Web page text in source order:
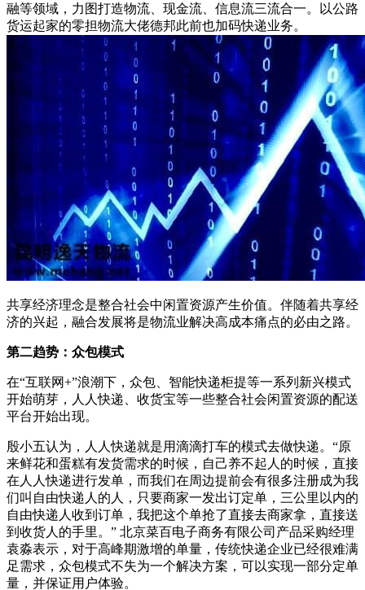
融等领域，力图打造物流、现金流、信息流三流合一。以公路
货运起家的零担物流大佬德邦此前也加码快递业务。
共享经济理念是整合社会中闲置资源产生价值。伴随着共享经
济的兴起，融合发展将是物流业解决高成本痛点的必由之路。
第二趋势：众包模式
在“互联网+”浪潮下，众包、智能快递柜提等一系列新兴模式
开始萌芽，人人快递、收货宝等一些整合社会闲置资源的配送
平台开始出现。
殷小五认为，人人快递就是用滴滴打车的模式去做快递。“原
来鲜花和蛋糕有发货需求的时候，自己养不起人的时候，直接
在人人快递进行发单，而我们在周边提前会有很多注册成为我
们叫自由快递人的人，只要商家一发出订定单，三公里以内的
自由快递人收到订单，我把这个单抢了直接去商家拿，直接送
到收货人的手里。” 北京菜百电子商务有限公司产品采购经理
袁淼表示，对于高峰期激增的单量，传统快递企业已经很难满
足需求，众包模式不失为一个解决方案，可以实现一部分定单
量，并保证用户体验。